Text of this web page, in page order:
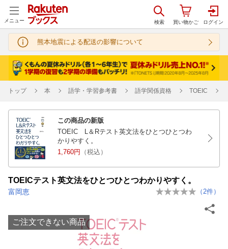
メニュー
熊本地震による配送の影響について
トップ 本 語学・学習参考書 語学関係資格 TOEIC
この商品の新版
TOEIC L＆Rテスト英文法をひとつひとつわ
かりやすく。
1,760円
（税込）
TOEICテスト英文法をひとつひとつわかりやすく。
富岡恵 （ 2件）
ご注文できない商品